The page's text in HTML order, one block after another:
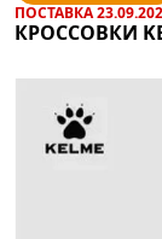
ПОСТАВКА
КРОССОВКИ